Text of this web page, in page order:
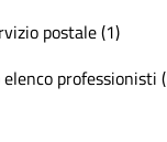
postale (1)
professionisti